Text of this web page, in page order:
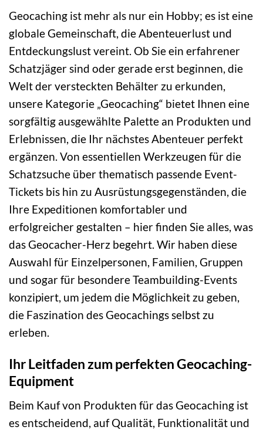
Geocaching ist mehr als nur ein Hobby; es ist eine
globale Gemeinschaft, die Abenteuerlust und
Entdeckungslust vereint. Ob Sie ein erfahrener
Schatzjäger sind oder gerade erst beginnen, die
Welt der versteckten Behälter zu erkunden,
unsere Kategorie „Geocaching“ bietet Ihnen eine
sorgfältig ausgewählte Palette an Produkten und
Erlebnissen, die Ihr nächstes Abenteuer perfekt
ergänzen. Von essentiellen Werkzeugen für die
Schatzsuche über thematisch passende Event-
Tickets bis hin zu Ausrüstungsgegenständen, die
Ihre Expeditionen komfortabler und
erfolgreicher gestalten – hier finden Sie alles, was
das Geocacher-Herz begehrt. Wir haben diese
Auswahl für Einzelpersonen, Familien, Gruppen
und sogar für besondere Teambuilding-Events
konzipiert, um jedem die Möglichkeit zu geben,
die Faszination des Geocachings selbst zu
erleben.
Ihr Leitfaden zum perfekten Geocaching-
Equipment
Beim Kauf von Produkten für das Geocaching ist
es entscheidend, auf Qualität, Funktionalität und